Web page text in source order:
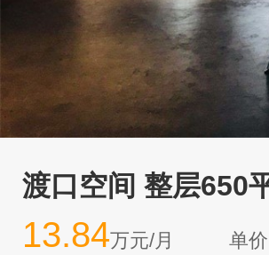
渡口空间 整层650
13.84万元/月 单